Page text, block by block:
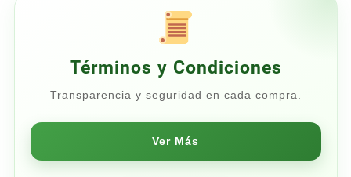
Términos y Condiciones
Transparencia y seguridad en cada compra.
Ver Más